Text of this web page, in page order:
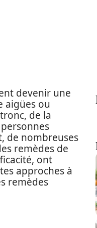
devenir une
aigües ou
de la
de nombreuses
remèdes de
ont
approches à
remèdes